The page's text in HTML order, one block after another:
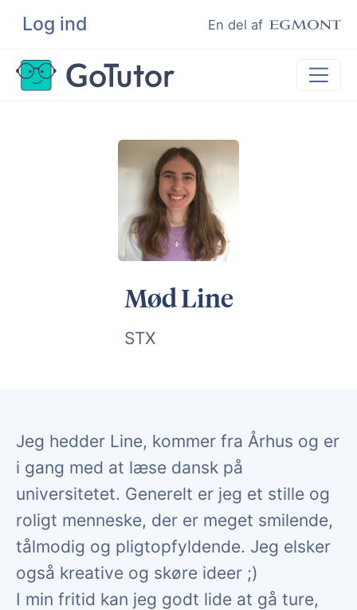
Log ind En del af
Søg
Lektiehjælp
Eksamenshjælp
Hjælp til ordblinde
Kundeudtalelser
Mød Line
STX
Jeg hedder Line, kommer fra Århus og er
i gang med at læse dansk på
universitetet. Generelt er jeg et stille og
roligt menneske, der er meget smilende,
tålmodig og pligtopfyldende. Jeg elsker
også kreative og skøre ideer ;)
I min fritid kan jeg godt lide at gå ture,